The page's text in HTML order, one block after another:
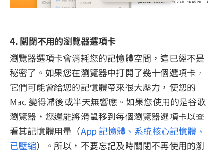
4. 關閉不用的瀏覽器選項卡
瀏覽器選項卡會消耗您的記憶體空間，這已經不是
秘密了。如果您在瀏覽器中打開了幾十個選項卡，
它們可能會給您的記憶體帶來很大壓力，使您的
Mac 變得滯後或半天無響應。如果您使用的是谷歌
瀏覽器，您還能將滑鼠移到每個瀏覽器選項卡以查
看其記憶體用量（App 記憶體、系統核心記憶體、
已壓縮）。所以，不要忘記及時關閉不再使用的瀏